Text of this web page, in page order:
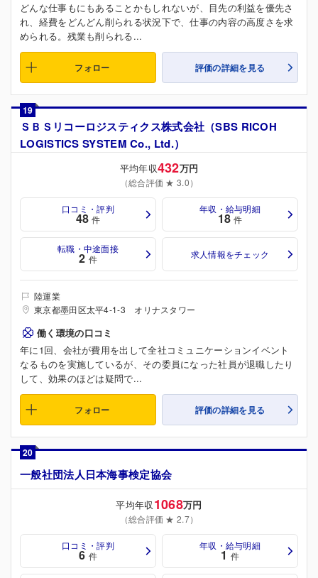
どんな仕事もにもあることかもしれないが、目先の利益を優先さ
れ、経費をどんどん削られる状況下で、仕事の内容の高度さを求
められる。残業も削られる...
フォロー 評価の詳細を見る
19
ＳＢＳリコーロジスティクス株式会社（SBS RICOH
LOGISTICS SYSTEM Co., Ltd.）
平均年収432万円
（総合評価 ★ 3.0）
口コミ・評判
48 件
年収・給与明細
18 件
転職・中途面接
2 件 求人情報をチェック
陸運業
東京都墨田区太平4-1-3 オリナスタワー
働く環境の口コミ
年に1回、会社が費用を出して全社コミュニケーションイベント
なるものを実施しているが、その委員になった社員が退職したり
して、効果のほどは疑問で...
フォロー 評価の詳細を見る
20
一般社団法人日本海事検定協会
平均年収1068万円
（総合評価 ★ 2.7）
口コミ・評判
6 件
年収・給与明細
1 件